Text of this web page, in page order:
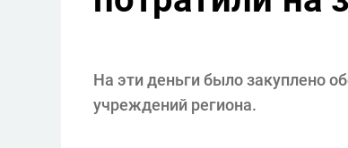
На эти деньги было закуплено
учреждений региона.